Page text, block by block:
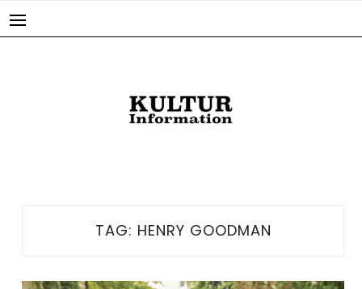
TAG: HENRY GOODMAN